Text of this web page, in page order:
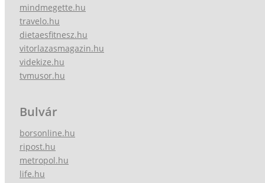
mindmegette.hu
travelo.hu
dietaesfitnesz.hu
vitorlazasmagazin.hu
videkize.hu
tvmusor.hu
Bulvár
borsonline.hu
ripost.hu
metropol.hu
life.hu